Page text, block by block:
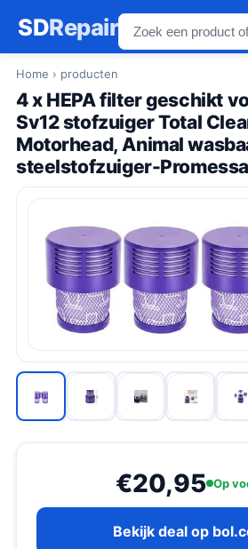
SDRepair
Home › producten
4 x HEPA filter geschikt
Sv12 stofzuiger Total
Motorhead, Animal
steelstofzuiger-
€20,95 Op
Bekijk deal op